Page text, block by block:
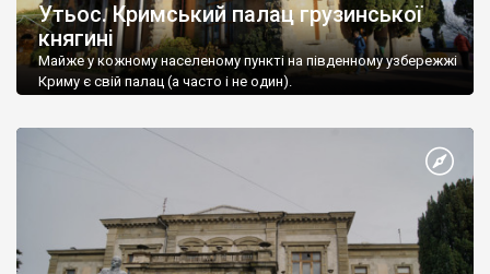
Утьос. Кримський палац грузинської
княгині
Майже у кожному населеному пункті на південному узбережжі
Криму є свій палац (а часто і не один).